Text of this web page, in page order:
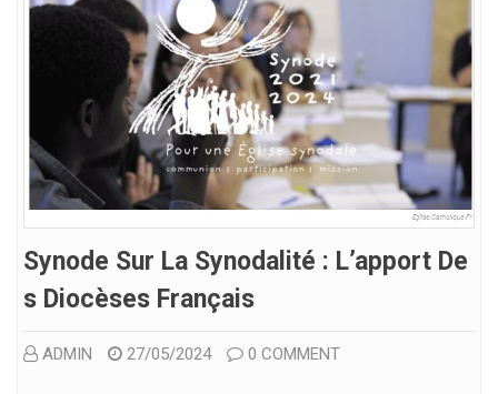
Synode Sur La Synodalité : L’apport De
S Diocèses Français
ADMIN 27/05/2024 0 COMMENT